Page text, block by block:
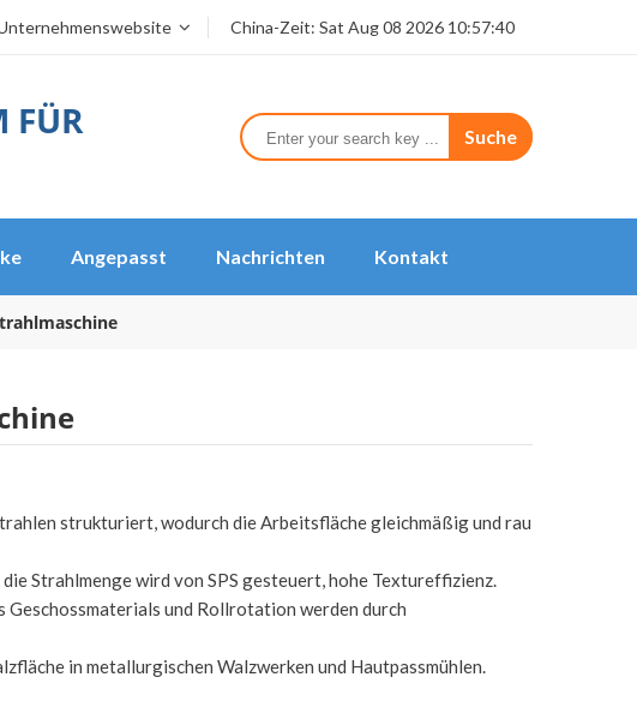
China-Zeit: Sat Aug 08 2026 10:57:40
FÜR Suche
Angepasst Nachrichten Kontakt
strukturiert, wodurch die Arbeitsfläche gleichmäßig und rau
Strahlmenge wird von SPS gesteuert, hohe Textureffizienz.
Geschossmaterials und Rollrotation werden durch
in metallurgischen Walzwerken und Hautpassmühlen.